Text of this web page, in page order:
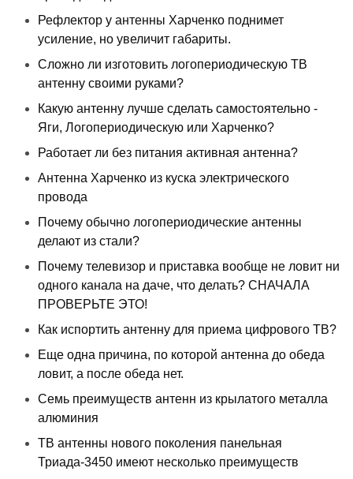
Рефлектор у антенны Харченко поднимет
усиление, но увеличит габариты.
Сложно ли изготовить логопериодическую ТВ
антенну своими руками?
Какую антенну лучше сделать самостоятельно -
Яги, Логопериодическую или Харченко?
Работает ли без питания активная антенна?
Антенна Харченко из куска электрического
провода
Почему обычно логопериодические антенны
делают из стали?
Почему телевизор и приставка вообще не ловит ни
одного канала на даче, что делать? СНАЧАЛА
ПРОВЕРЬТЕ ЭТО!
Как испортить антенну для приема цифрового ТВ?
Еще одна причина, по которой антенна до обеда
ловит, а после обеда нет.
Семь преимуществ антенн из крылатого металла
алюминия
ТВ антенны нового поколения панельная
Триада-3450 имеют несколько преимуществ